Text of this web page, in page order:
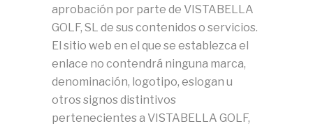
aprobación por parte de VISTABELLA
GOLF, SL de sus contenidos o servicios.
El sitio web en el que se establezca el
enlace no contendrá ninguna marca,
denominación, logotipo, eslogan u
otros signos distintivos
pertenecientes a VISTABELLA GOLF,